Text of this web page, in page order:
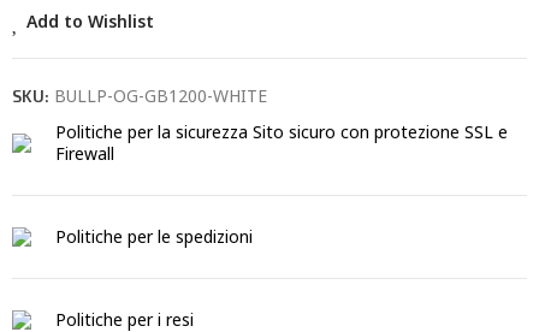
Add to Wishlist
SKU: BULLP-OG-GB1200-WHITE
Politiche per la sicurezza Sito sicuro con protezione SSL e
Firewall
Politiche per le spedizioni
Politiche per i resi